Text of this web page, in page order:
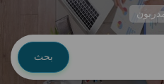
بحث